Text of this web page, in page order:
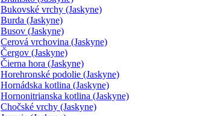
Bukovské vrchy (Jaskyne)
Burda (Jaskyne)
Busov (Jaskyne)
Cerová vrchovina (Jaskyne)
Čergov (Jaskyne)
Čierna hora (Jaskyne)
Horehronské podolie (Jaskyne)
Hornádska kotlina (Jaskyne)
Hornonitrianska kotlina (Jaskyne)
Chočské vrchy (Jaskyne)